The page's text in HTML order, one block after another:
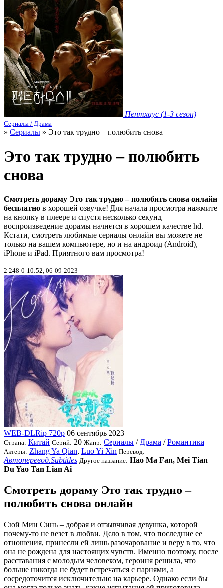
Пентхаус (1-3 сезон)
Сериалы / Драма
» Сериалы » Это так трудно – полюбить снова
Это так трудно – полюбить
снова
Смотреть дораму Это так трудно – полюбить снова онлайн
бесплатно в хорошей озвучке! Для начала просмотра нажмите
на кнопку в плеере и спустя несколько секунд
воспроизведение дорамы начнется в хорошем качестве hd.
Кстати, смотреть любимые сериалы онлайн вы можете не
только на вашем компьютере, но и на андроид (Android),
iPhone и iPad. Приятного вам просмотра!
2 248 0 10:52, 06-09-2023
WEB-DLRip 720p 06 сентябрь 2023
Страна: Китай Серий: 20 Жанр: Сериалы / Драма /Романтика
Актеры: Zhang Ya Qian, Luo Yi Xin Перевод:
Автоперевод.Subtitles Другое название: Hao Ma Fan, Mei Tian
Du Yao Tan Lian Ai
Смотреть дораму Это так трудно –
полюбить снова онлайн
Сюй Мин Синь – добрая и отзывчивая девушка, которой
почему-то не везет в любви. Дело в том, что последние ее
отношения, принесли ей лишь разочарование и веру в то, что
она не рождена для настоящих чувств. Именно поэтому, после
расставания с молодым человеком, героиня решила, что
больше никогда не будет встречаться с парнями, а
сосредоточится исключительно на карьере. Однако если бы